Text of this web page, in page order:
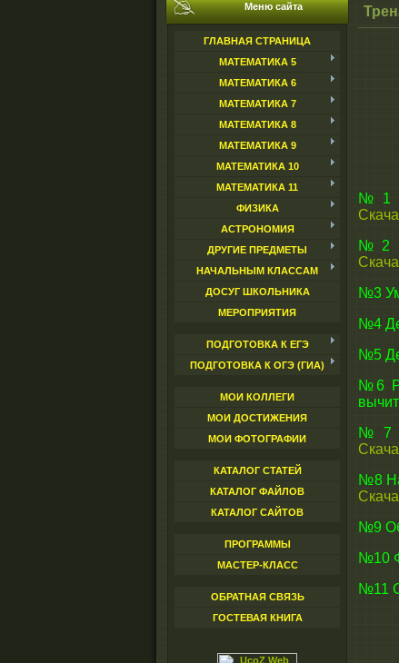
Меню сайта
ГЛАВНАЯ СТРАНИЦА
МАТЕМАТИКА 5
МАТЕМАТИКА 6
МАТЕМАТИКА 7
МАТЕМАТИКА 8
МАТЕМАТИКА 9
МАТЕМАТИКА 10
МАТЕМАТИКА 11
ФИЗИКА
АСТРОНОМИЯ
ДРУГИЕ ПРЕДМЕТЫ
НАЧАЛЬНЫМ КЛАССАМ
ДОСУГ ШКОЛЬНИКА
МЕРОПРИЯТИЯ
ПОДГОТОВКА К ЕГЭ
ПОДГОТОВКА К ОГЭ (ГИА)
МОИ КОЛЛЕГИ
МОИ ДОСТИЖЕНИЯ
МОИ ФОТОГРАФИИ
КАТАЛОГ СТАТЕЙ
КАТАЛОГ ФАЙЛОВ
КАТАЛОГ САЙТОВ
ПРОГРАММЫ
МАСТЕР-КЛАСС
ОБРАТНАЯ СВЯЗЬ
ГОСТЕВАЯ КНИГА
№1
№2
№3
№4
№5
№6
№7
№8
№9
№10
№11